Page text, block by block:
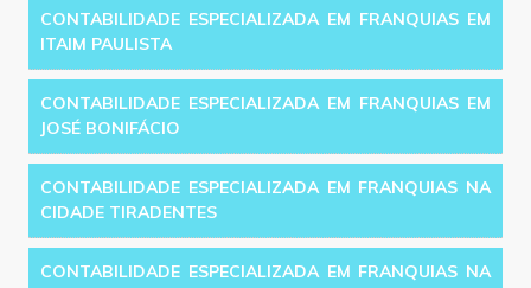
CONTABILIDADE ESPECIALIZADA EM FRANQUIAS EM
ITAIM PAULISTA
CONTABILIDADE ESPECIALIZADA EM FRANQUIAS EM
JOSÉ BONIFÁCIO
CONTABILIDADE ESPECIALIZADA EM FRANQUIAS NA
CIDADE TIRADENTES
CONTABILIDADE ESPECIALIZADA EM FRANQUIAS NA